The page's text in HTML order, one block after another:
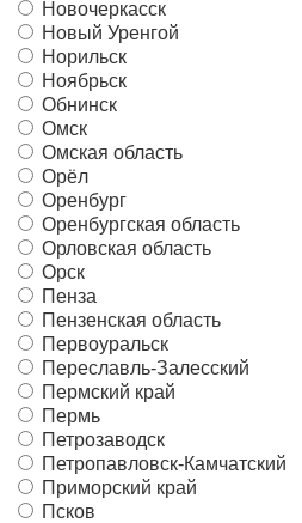
Новочеркасск
Новый Уренгой
Норильск
Ноябрьск
Обнинск
Омск
Омская область
Орёл
Оренбург
Оренбургская область
Орловская область
Орск
Пенза
Пензенская область
Первоуральск
Переславль-Залесский
Пермский край
Пермь
Петрозаводск
Петропавловск-Камчатский
Приморский край
Псков